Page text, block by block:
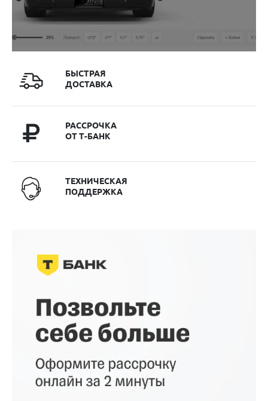
БЫСТРАЯ
ДОСТАВКА
РАССРОЧКА
ОТ Т-БАНК
ТЕХНИЧЕСКАЯ
ПОДДЕРЖКА